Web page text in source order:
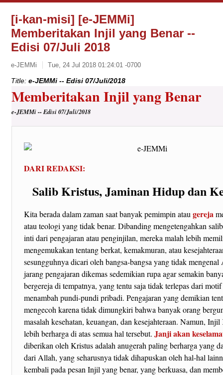
[i-kan-misi] [e-JEMMi]
Memberitakan Injil yang Benar --
Edisi 07/Juli 2018
e-JEMMi Tue, 24 Jul 2018 01:24:01 -0700
Title:e-JEMMi -- Edisi 07/Juli/2018
Memberitakan Injil yang Benar
e-JEMMi -- Edisi 07/Juli/2018
DARI REDAKSI:
Salib Kristus, Jaminan Hidup dan
Kita berada dalam zaman saat banyak pemimpin ataugereja
atau teologi yang tidak benar. Dibanding mengetengahkan
inti dari pengajaran atau penginjilan, mereka malah lebih
mengemukakan tentang berkat, kemakmuran, atau
sesungguhnya dicari oleh bangsa-bangsa yang tidak
jarang pengajaran dikemas sedemikian rupa agar semakin
bergereja di tempatnya, yang tentu saja tidak terlepas dari
menambah pundi-pundi pribadi. Pengajaran yang demikian
mengecoh karena tidak dimungkiri bahwa banyak orang
masalah kesehatan, keuangan, dan kesejahteraan. Namun,
lebih berharga di atas semua hal tersebut.Janji akan
diberikan oleh Kristus adalah anugerah paling berharga yang
dari Allah, yang seharusnya tidak dihapuskan oleh hal-hal
kembali pada pesan Injil yang benar, yang berkuasa, dan